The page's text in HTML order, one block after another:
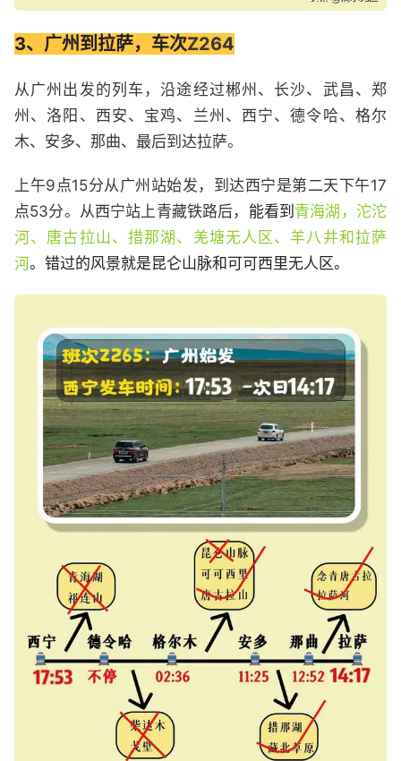
3、广州到拉萨，车次Z264
从广州出发的列车，沿途经过郴州、长沙、武昌、郑
州、洛阳、西安、宝鸡、兰州、西宁、德令哈、格尔
木、安多、那曲、最后到达拉萨。
上午9点15分从广州站始发，到达西宁是第二天下午17
点53分。从西宁站上青藏铁路后， 能看到 青海湖，沱沱
河、唐古拉山、措那湖、羌塘无人区、羊八井和拉萨
河。错过的风景就是昆仑山脉和可可西里无人区。